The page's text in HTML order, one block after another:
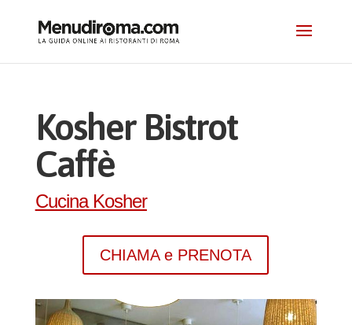
Kosher Bistrot
Caffè
Cucina Kosher
CHIAMA e PRENOTA